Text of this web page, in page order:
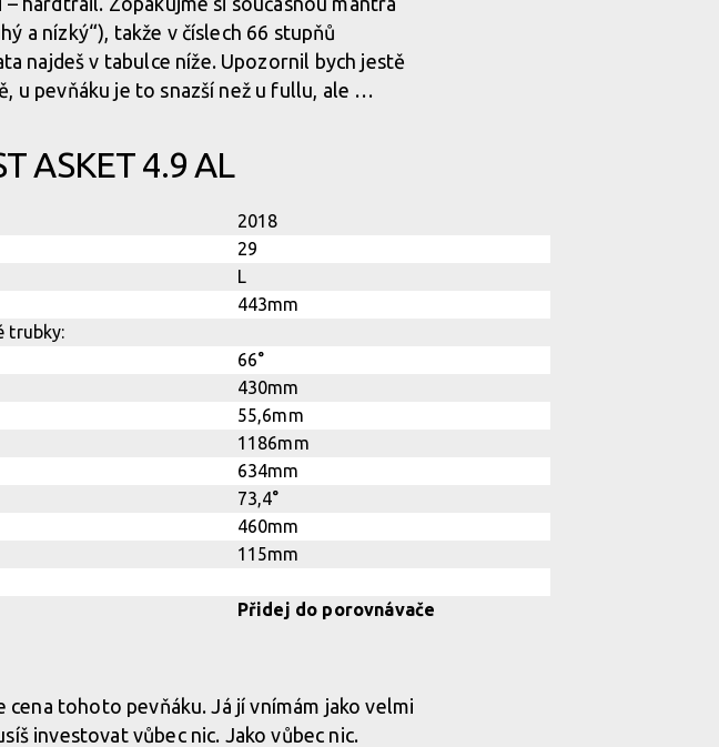
a nízký“), takže v číslech 66 stupňů
najdeš v tabulce níže. Upozornil bych jestě
u pevňáku je to snazší než u fullu, ale …
cena tohoto pevňáku. Já jí vnímám jako velmi
investovat vůbec nic. Jako vůbec nic.